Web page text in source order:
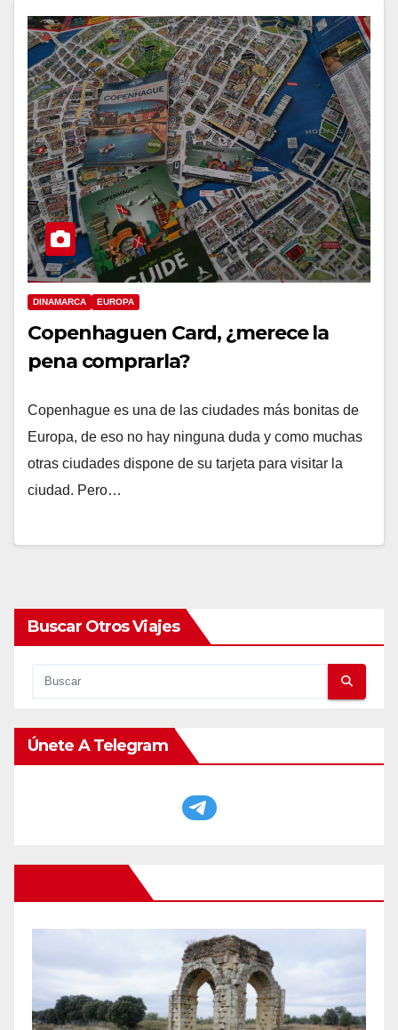
DINAMARCA EUROPA
Copenhaguen Card, ¿merece la
pena comprarla?
Copenhague es una de las ciudades más bonitas de
Europa, de eso no hay ninguna duda y como muchas
otras ciudades dispone de su tarjeta para visitar la
ciudad. Pero…
Buscar Otros Viajes
Únete A Telegram